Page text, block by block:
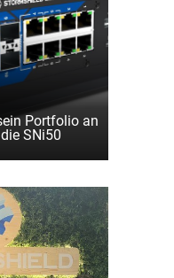
Portfolio an
SNi50